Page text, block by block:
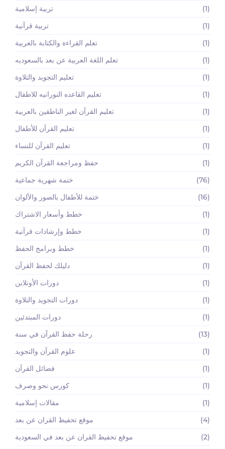
تربية إسلامية
(1)
تربية قرآنية
(1)
تعلم القراءة والكتابة بالعربية
(1)
تعلم اللغة العربية عن بعد بالسعوديه
(1)
تعليم التجويد والتلاوة
(1)
تعليم القاعده النورانيه للاطفال
(1)
تعليم القرآن لغير الناطقين بالعربية
(1)
تعليم القرآن للأطفال
(1)
تعليم القرآن للنساء
(1)
حفظ ومراجعة القرآن الكريم
(1)
ختمة شهرية جماعية
(76)
ختمة للأطفال بالصور والألوان
(16)
خطط وأسعار الاشتراك
(1)
خطط وإرشادات قرآنية
(1)
خطط وبرامج الحفظ
(1)
دليلك لحفظ القرآن
(1)
دورات الأونلاين
(1)
دورات التجويد والتلاوة
(1)
دورات المبتدئين
(1)
رحلة حفظ القرآن في سنة
(13)
علوم القرآن والتجويد
(1)
فضائل القرآن
(1)
كورس نحو وصرف
(1)
مقالات إسلامية
(1)
موقع تحفيظ القران عن بعد
(4)
موقع تحفيظ القران عن بعد في السعودية
(2)